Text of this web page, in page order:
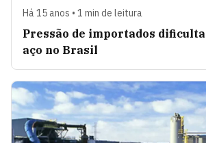
Há 15 anos • 1 min de leitura
Pressão de importados
aço no Brasil